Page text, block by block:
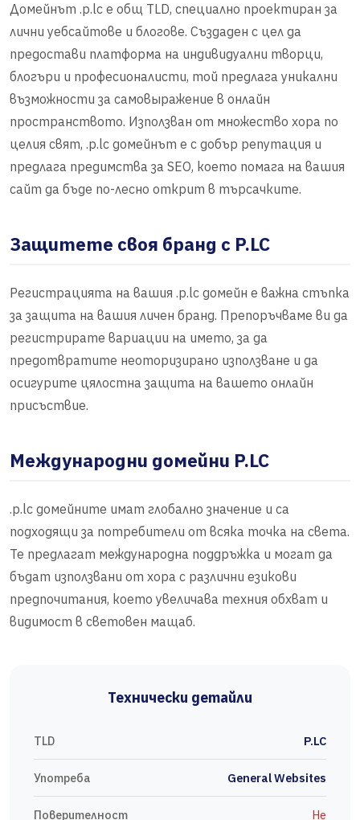
Домейнът .p.lc е общ TLD, специално проектиран за
лични уебсайтове и блогове. Създаден с цел да
предостави платформа на индивидуални творци,
блогъри и професионалисти, той предлага уникални
възможности за самовыражение в онлайн
пространството. Използван от множество хора по
целия свят, .p.lc домейнът е с добър репутация и
предлага предимства за SEO, което помага на вашия
сайт да бъде по-лесно открит в търсачките.
Защитете своя бранд с P.LC
Регистрацията на вашия .p.lc домейн е важна стъпка
за защита на вашия личен бранд. Препоръчваме ви да
регистрирате вариации на името, за да
предотвратите неоторизирано използване и да
осигурите цялостна защита на вашето онлайн
присъствие.
Международни домейни P.LC
.p.lc домейните имат глобално значение и са
подходящи за потребители от всяка точка на света.
Те предлагат международна поддръжка и могат да
бъдат използвани от хора с различни езикови
предпочитания, което увеличава техния обхват и
видимост в световен мащаб.
Технически детайли
TLD P.LC
Употреба General Websites
Поверителност Не